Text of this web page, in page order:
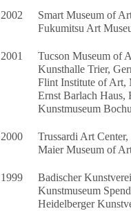
2002
Smart Museum of
Fukumitsu Art
2001
Tucson Museum of
Kunsthalle Trier,
Flint Institute of Art,
Ernst Barlach Haus,
Kunstmuseum
2000
Trussardi Art
Maier Museum of
1999
Badischer
Kunstmuseum
Heidelberger